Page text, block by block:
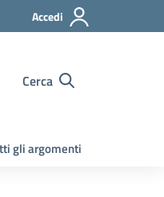
Accedi
Cerca
gli argomenti